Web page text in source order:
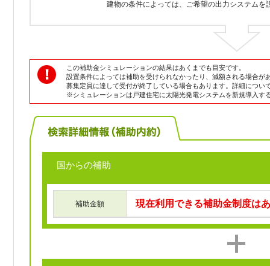
建物の条件によっては、ご希望の出力システムを
この補助金シミュレーションの結果はあくまでも目安です。
設置条件によっては補助を受けられなかったり、減額される場合が
募集定員に達して受付が終了している場合もあります。詳細につい
※シミュレーションは戸建住宅に太陽光発電システムを新規導入す
国からの補助
補助金額 現在利用できる補助金制度は